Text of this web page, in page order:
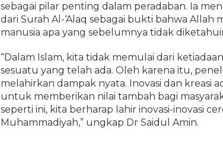
t
d
a
I
n
o
v
a
s
sebagai pilar penting dalam peradaban. Ia
dari Surah Al-‘Alaq sebagai bukti bahwa Allah
manusia apa yang sebelumnya tidak
“Dalam Islam, kita tidak memulai dari
sesuatu yang telah ada. Oleh karena itu,
melahirkan dampak nyata. Inovasi dan kreasi
untuk memberikan nilai tambah bagi
seperti ini, kita berharap lahir inovasi-inovasi
Muhammadiyah,” ungkap Dr Saidul Amin.